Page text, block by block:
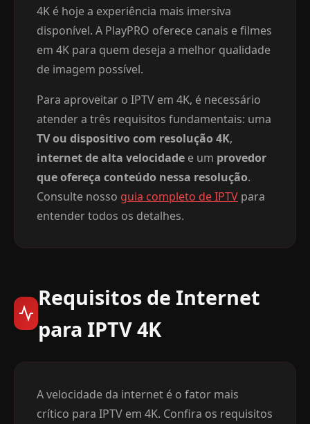
4K é hoje a experiência mais imersiva
disponível. A PlayPRO oferece canais e filmes
em 4K para quem deseja a melhor qualidade
de imagem possível.
Para aproveitar o IPTV em 4K, é necessário
atender a três requisitos fundamentais: uma
TV ou dispositivo com resolução 4K,
internet de alta velocidade e um provedor
que ofereça conteúdo nessa resolução.
Consulte nosso guia completo de IPTV para
entender todos os detalhes.
Requisitos de Internet
para IPTV 4K
A velocidade da internet é o fator mais
crítico para IPTV em 4K. Confira os requisitos